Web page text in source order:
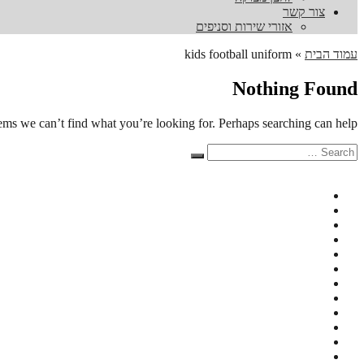
צור קשר
אזורי שירות וסניפים
עמוד הבית »
kids football uniform
Nothing Found
we can’t find what you’re looking for. Perhaps searching can help.
Search
for:
Search